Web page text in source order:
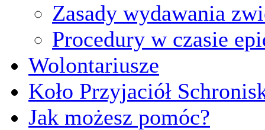
Zasady wydawania
Procedury w czasie
Wolontariusze
Koło Przyjaciół
Jak możesz pomóc?